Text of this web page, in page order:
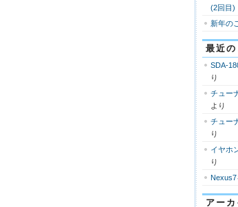
(2回目)
新年の
最近
SDA-
り
チュー
より
チュー
り
イヤホ
り
Nexus7
アー